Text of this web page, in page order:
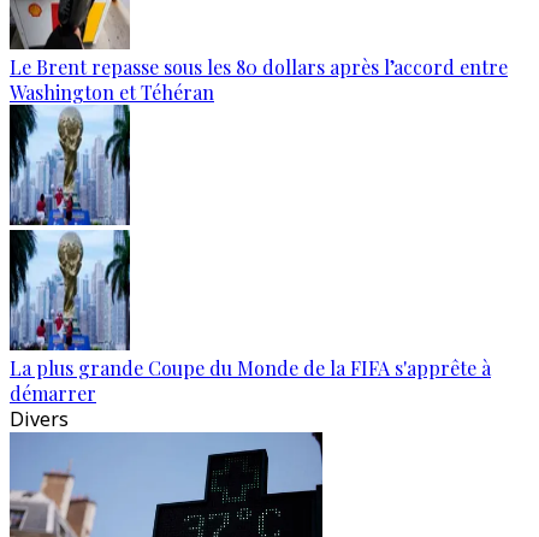
Le Brent repasse sous les 80 dollars après l’accord entre
Washington et Téhéran
La plus grande Coupe du Monde de la FIFA s'apprête à
démarrer
Divers